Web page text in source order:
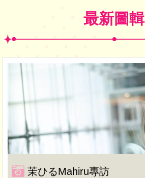
最新圖輯
茉ひるMahiru專訪